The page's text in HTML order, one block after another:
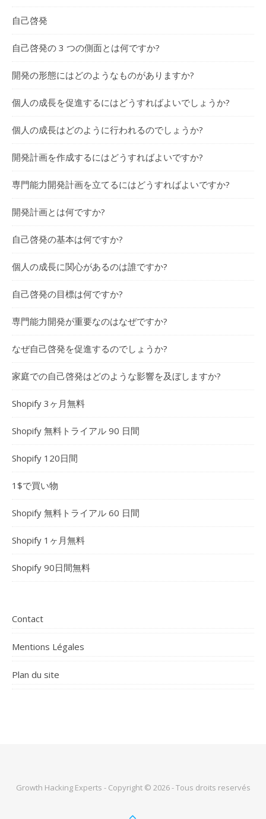
自己啓発
自己啓発の 3 つの側面とは何ですか?
開発の形態にはどのようなものがありますか?
個人の成長を促進するにはどうすればよいでしょうか?
個人の成長はどのように行われるのでしょうか?
開発計画を作成するにはどうすればよいですか?
専門能力開発計画を立てるにはどうすればよいですか?
開発計画とは何ですか?
自己啓発の基本は何ですか?
個人の成長に関心があるのは誰ですか?
自己啓発の目標は何ですか?
専門能力開発が重要なのはなぜですか?
なぜ自己啓発を促進するのでしょうか?
家庭での自己啓発はどのような影響を及ぼしますか?
Shopify 3ヶ月無料
Shopify 無料トライアル 90 日間
Shopify 120日間
1$で買い物
Shopify 無料トライアル 60 日間
Shopify 1ヶ月無料
Shopify 90日間無料
Contact
Mentions Légales
Plan du site
Growth Hacking Experts - Copyright © 2026 - Tous droits reservés